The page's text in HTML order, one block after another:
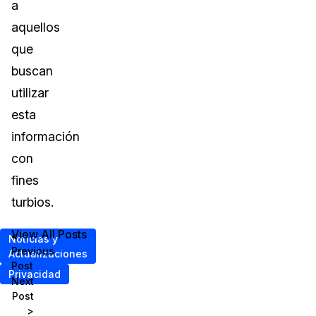
a
aquellos
que
buscan
utilizar
esta
información
con
fines
turbios.
Noticias y
Actualizaciones
Privacidad
<
Previous
Post
Next
Post
>
View All Posts